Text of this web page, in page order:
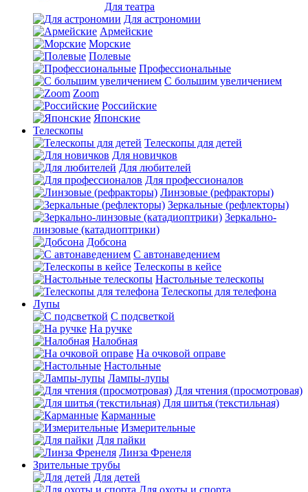
Для театра
Для астрономии
Армейские
Морские
Полевые
Профессиональные
С большим увеличением
Zoom
Российские
Японские
Телескопы
Телескопы для детей
Для новичков
Для любителей
Для профессионалов
Линзовые (рефракторы)
Зеркальные (рефлекторы)
Зеркально-
линзовые (катадиоптрики)
Добсона
С автонаведением
Телескопы в кейсе
Настольные телескопы
Телескопы для телефона
Лупы
С подсветкой
На ручке
Налобная
На очковой оправе
Настольные
Лампы-лупы
Для чтения (просмотровая)
Для шитья (текстильная)
Карманные
Измерительные
Для пайки
Линза Френеля
Зрительные трубы
Для детей
Для охоты и спорта